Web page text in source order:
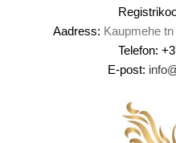
Aadress: Kaupmehe
Telefon:
E-post: